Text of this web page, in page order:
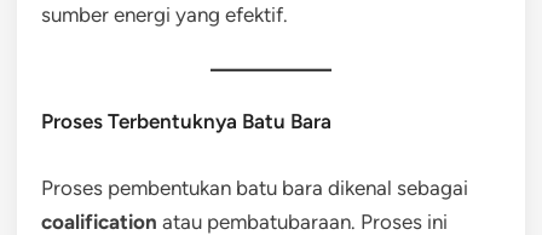
sumber energi yang efektif.
Proses Terbentuknya Batu Bara
Proses pembentukan batu bara dikenal sebagai
coalification atau pembatubaraan. Proses ini